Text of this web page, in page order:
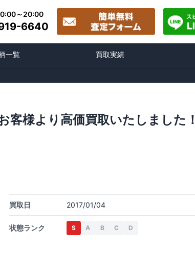
～20:00
6640
一覧 買取実績
客様より高価買取いたしました！
買取日 2017/01/04
状態ランク S A B C D